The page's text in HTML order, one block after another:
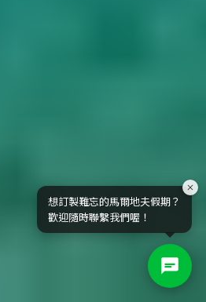
想訂製難忘的馬爾地夫假期？
歡迎隨時聯繫我們喔！